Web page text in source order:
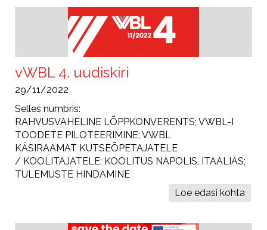
vWBL 4. uudiskiri
29/11/2022
Selles numbris:
RAHVUSVAHELINE LÕPPKONVERENTS; VWBL-I
TOODETE PILOTEERIMINE; VWBL
KÄSIRAAMAT KUTSEÕPETAJATELE
/ KOOLITAJATELE; KOOLITUS NAPOLIS, ITAALIAS;
TULEMUSTE HINDAMINE
Loe edasi vWBL
4.
kohta